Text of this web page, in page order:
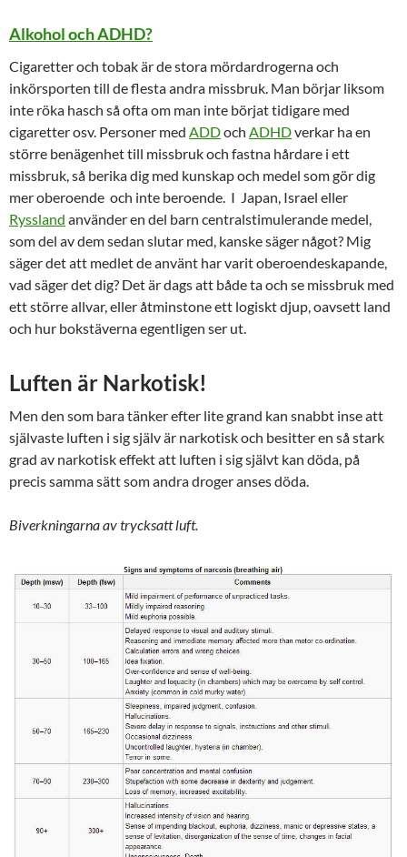
Alkohol och ADHD?
Cigaretter och tobak är de stora mördardrogerna och
inkörsporten till de flesta andra missbruk. Man börjar liksom
inte röka hasch så ofta om man inte börjat tidigare med
cigaretter osv. Personer med ADDoch ADHDverkar ha en
större benägenhet till missbruk och fastna hårdare i ett
missbruk, så berika dig med kunskap och medel som gör dig
mer oberoende och inte beroende. I Japan, Israel eller
Ryssland använder en del barn centralstimulerande medel,
som del av dem sedan slutar med, kanske säger något? Mig
säger det att medlet de använt har varit oberoendeskapande,
vad säger det dig? Det är dags att både ta och se missbruk med
ett större allvar, eller åtminstone ett logiskt djup, oavsett land
och hur bokstäverna egentligen ser ut.
Luften är Narkotisk!
Men den som bara tänker efter lite grand kan snabbt inse att
självaste luften i sig själv är narkotisk och besitter en så stark
grad av narkotisk effekt att luften i sig självt kan döda, på
precis samma sätt som andra droger anses döda.
Biverkningarna av trycksatt luft.